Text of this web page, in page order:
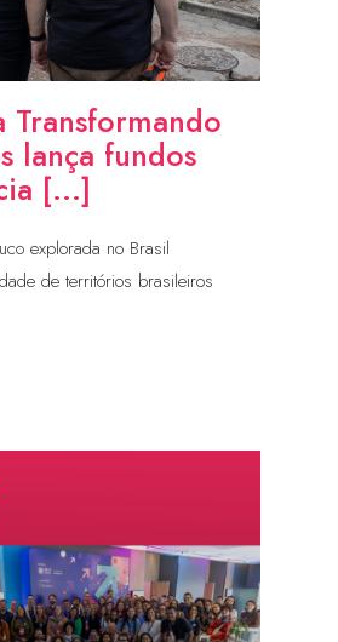
Transformando
lança fundos
[...]
explorada no Brasil
de territórios brasileiros